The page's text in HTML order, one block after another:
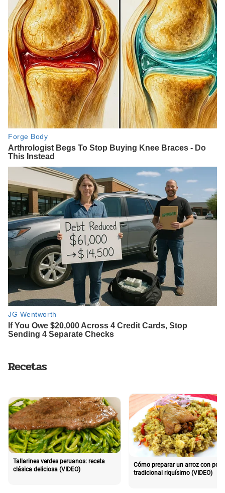
Recetas
Tallarines verdes peruanos: receta
clásica deliciosa (VIDEO)
Cómo preparar un arroz con pollo
tradicional riquísimo (VIDEO)